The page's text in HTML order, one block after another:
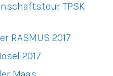
TPSK
RASMUS 2017
2017